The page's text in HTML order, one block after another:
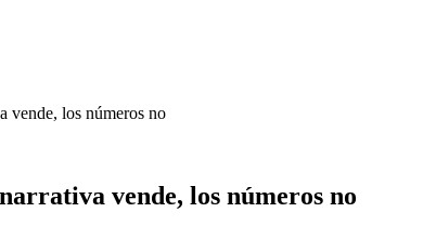
vende, los números no
vende, los números no